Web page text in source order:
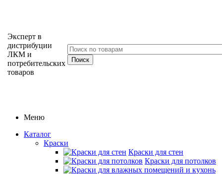
Эксперт в
дистрибуции
ЛКМ и
потребительских
товаров
Меню
Каталог
Краски
Краски для стен
Краски для потолков